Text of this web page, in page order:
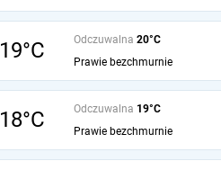
19°C Odczuwalna 20°C
Prawie bezchmurnie
18°C Odczuwalna 19°C
Prawie bezchmurnie